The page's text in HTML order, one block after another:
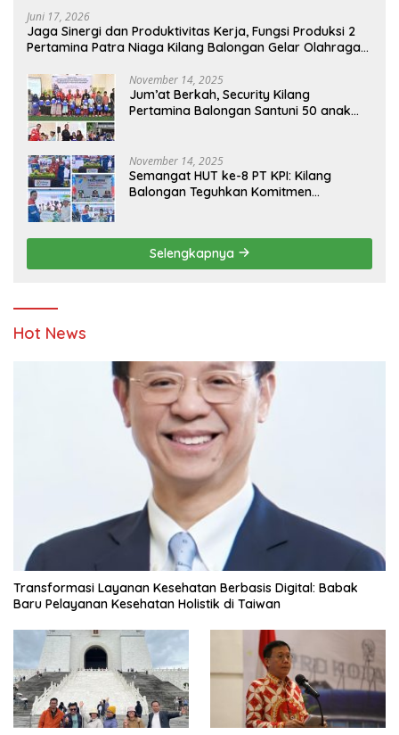
Juni 17, 2026
Jaga Sinergi dan Produktivitas Kerja, Fungsi Produksi 2
Pertamina Patra Niaga Kilang Balongan Gelar Olahraga
November 14, 2025
Jum’at Berkah, Security Kilang
Pertamina Balongan Santuni 50 anak
November 14, 2025
Semangat HUT ke-8 PT KPI: Kilang
Balongan Teguhkan Komitmen
Pendidikan
Selengkapnya
Hot News
Transformasi Layanan Kesehatan Berbasis Digital: Babak
Baru Pelayanan Kesehatan Holistik di Taiwan